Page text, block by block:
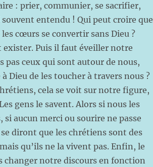
: prier, communier, se sacrifier,
entendu ! Qui peut croire que
cœurs se convertir sans Dieu ?
exister. Puis il faut éveiller notre
pas ceux qui sont autour de nous,
Dieu de les toucher à travers nous ?
cela se voit sur notre figure,
gens le savent. Alors si nous les
aucun merci ou sourire ne passe
diront que les chrétiens sont des
qu’ils ne la vivent pas. Enfin, le
changer notre discours en fonction